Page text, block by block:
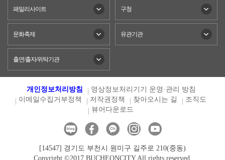
패밀리사이트 구청
문화축제 유관기관
출연/출자/위탁기관
개인정보처리방침
영상정보처리기기 운영·관리 방침
이메일수집거부정책
저작권정책 찾아오시는 길
조직도
뷰어다운로드
[14547] 경기도 부천시 원미구 길주로 210(중동)
Copyright ©2017 BUCHEONCITY All rights reserved.